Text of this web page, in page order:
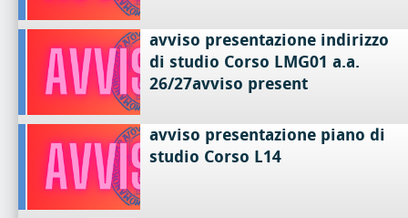
avviso presentazione indirizzo
di studio Corso LMG01 a.a.
26/27avviso present
avviso presentazione piano di
studio Corso L14